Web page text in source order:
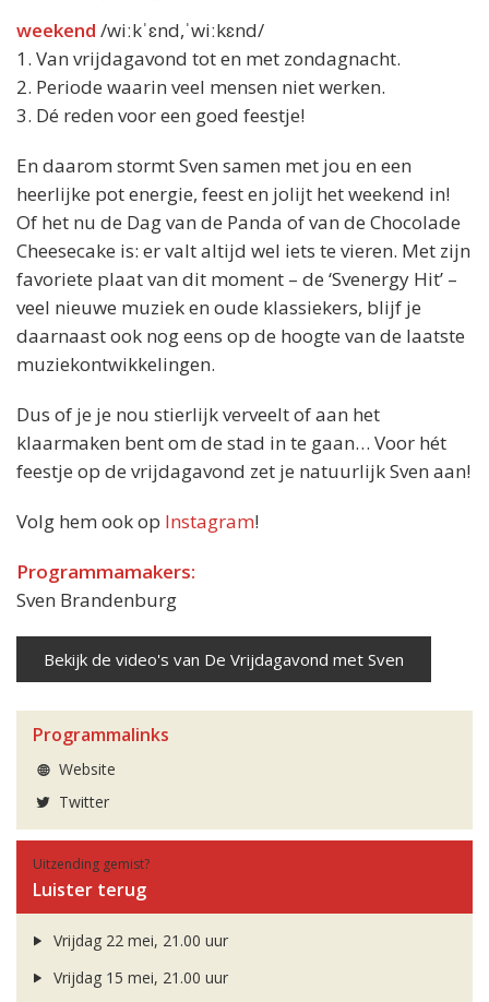
weekend /wiːkˈɛnd,ˈwiːkɛnd/
1. Van vrijdagavond tot en met zondagnacht.
2. Periode waarin veel mensen niet werken.
3. Dé reden voor een goed feestje!
En daarom stormt Sven samen met jou en een
heerlijke pot energie, feest en jolijt het weekend in!
Of het nu de Dag van de Panda of van de Chocolade
Cheesecake is: er valt altijd wel iets te vieren. Met zijn
favoriete plaat van dit moment – de ‘Svenergy Hit’ –
veel nieuwe muziek en oude klassiekers, blijf je
daarnaast ook nog eens op de hoogte van de laatste
muziekontwikkelingen.
Dus of je je nou stierlijk verveelt of aan het
klaarmaken bent om de stad in te gaan… Voor hét
feestje op de vrijdagavond zet je natuurlijk Sven aan!
Volg hem ook op Instagram!
Programmamakers:
Sven Brandenburg
Bekijk de video's van De Vrijdagavond met Sven
Programmalinks
Website
Twitter
Uitzending gemist?
Luister terug
Vrijdag 22 mei, 21.00 uur
Vrijdag 15 mei, 21.00 uur